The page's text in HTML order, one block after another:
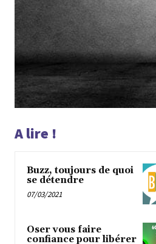
A lire !
Buzz, toujours de quoi
se détendre
07/03/2021
Oser vous faire
confiance pour libérer